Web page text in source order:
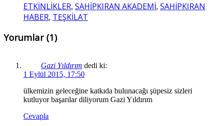
ETKİNLİKLER, SAHİPKIRAN AKADEMİ, SAHİPKIRAN
HABER, TEŞKİLAT
Yorumlar (1)
Gazi Yıldırım dedi ki:
1 Eylül 2015, 17:50
ülkemizin geleceğine katkıda bulunacağı şüpesiz sizleri
kutluyor başarılar diliyorum Gazi Yıldırım
Cevapla